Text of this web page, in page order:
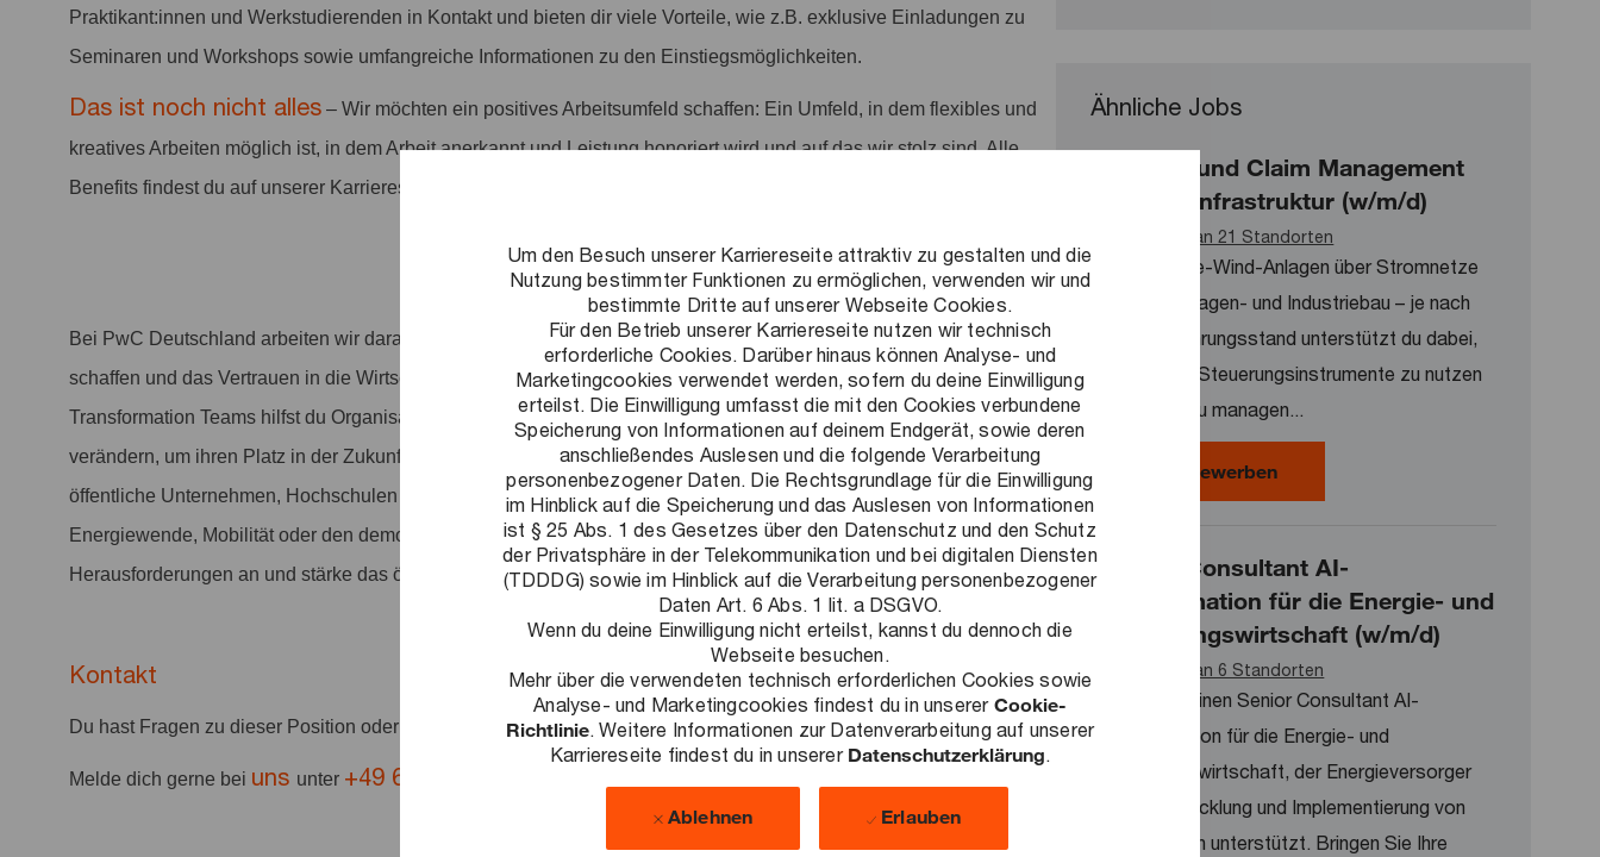
Um den Besuch unserer Karriereseite attraktiv zu gestalten und die
Nutzung bestimmter Funktionen zu ermöglichen, verwenden wir und
bestimmte Dritte auf unserer Webseite Cookies.
Für den Betrieb unserer Karriereseite nutzen wir technisch
erforderliche Cookies. Darüber hinaus können Analyse- und
Marketingcookies verwendet werden, sofern du deine Einwilligung
erteilst. Die Einwilligung umfasst die mit den Cookies verbundene
Speicherung von Informationen auf deinem Endgerät, sowie deren
anschließendes Auslesen und die folgende Verarbeitung
personenbezogener Daten. Die Rechtsgrundlage für die Einwilligung
im Hinblick auf die Speicherung und das Auslesen von Informationen
ist § 25 Abs. 1 des Gesetzes über den Datenschutz und den Schutz
der Privatsphäre in der Telekommunikation und bei digitalen Diensten
(TDDDG) sowie im Hinblick auf die Verarbeitung personenbezogener
Daten Art. 6 Abs. 1 lit. a DSGVO.
Wenn du deine Einwilligung nicht erteilst, kannst du dennoch die
Webseite besuchen.
Mehr über die verwendeten technisch erforderlichen Cookies sowie
Analyse- und Marketingcookies findest du in unserer Cookie-
Richtlinie. Weitere Informationen zur Datenverarbeitung auf unserer
Karriereseite findest du in unserer Datenschutzerklärung.
Ablehnen Erlauben
Praktikant:innen und Werkstudierenden in Kontakt und bieten dir viele Vorteile, wie z.B. exklusive Einladungen zu
Seminaren und Workshops sowie umfangreiche Informationen zu den Einstiegsmöglichkeiten.
Das ist noch nicht alles – Wir möchten ein positives Arbeitsumfeld schaffen: Ein Umfeld, in dem flexibles und
kreatives Arbeiten möglich ist, in dem Arbeit anerkannt und Leistung honoriert wird und auf das wir stolz sind. Alle
Benefits findest du auf unserer Karriereseite.
Bei PwC Deutschland arbeiten wir daran, entscheidende Herausforderungen zu lösen, nachhaltige Ergebnisse zu
schaffen und das Vertrauen in die Wirtschaft und Gesellschaft auszubauen. Als Teil unseres Public & Energy
Transformation Teams hilfst du Organisationen dabei, sowohl ihre Arbeit als auch ihre Arbeitsweise grundlegend zu
verändern, um ihren Platz in der Zukunft zu sichern. Du berätst und begleitest bspw. Bund, Länder, Kommunen,
öffentliche Unternehmen, Hochschulen oder gemeinnützige Vereine z.B. zu Themen rund um die Digitalisierung,
Energiewende, Mobilität oder den demografischen Wandel. Gehe mit uns gemeinsam gesellschaftliche
Herausforderungen an und stärke das öffentliche Vertrauen in uns und die Wirtschaft!
Kontakt
Du hast Fragen zu dieser Position oder deiner Bewerbung?
Melde dich gerne bei uns unter +49 69 9585-2222.
Ähnliche Jobs
Contract und Claim Management
Bau und Infrastruktur (w/m/d)
Verfügbar an 21 Standorten
Von Offshore-Wind-Anlagen über Stromnetze
bis hin zu Anlagen- und Industriebau – je nach
deinem Erfahrungsstand unterstützt du dabei,
Verträge als Steuerungsinstrumente zu nutzen
und Claims zu managen...
Jetzt bewerbenContract und Claim Management
(Senior) Consultant AI-
Transformation für die Energie- und
Versorgungswirtschaft (w/m/d)
Verfügbar an 6 Standorten
Wir suchen einen Senior Consultant AI-
Transformation für die Energie- und
Versorgungswirtschaft, der Energieversorger
bei der Entwicklung und Implementierung von
KI-Strategien unterstützt. Bringen Sie Ihre